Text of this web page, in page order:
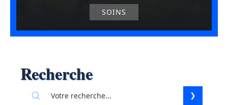
SOINS
Recherche